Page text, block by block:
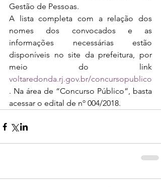
Gestão de Pessoas.
A lista completa com a relação dos
nomes dos convocados e as
informações necessárias estão
disponíveis no site da prefeitura, por
voltaredonda.rj.gov.br/concursopublico
. Na área de “Concurso Público”, basta
acessar o edital de nº 004/2018.